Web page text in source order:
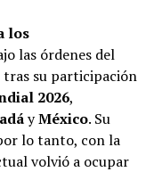
los
las órdenes del
tras su participación
2026,
yMéxico. Su
lo tanto, con la
volvió a ocupar